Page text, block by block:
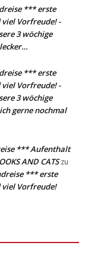
*** erste
viel Vorfreude! -
3 wöchige
*** erste
viel Vorfreude! -
3 wöchige
gerne nochmal
*** Aufenthalt
AND CATSzu
*** erste
viel Vorfreude!